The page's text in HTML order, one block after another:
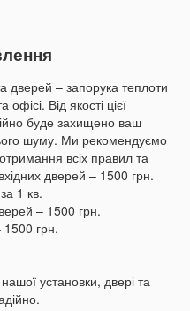
дверей – запорука теплоти
Від якості цієї
буде захищено ваш
шуму. Ми рекомендуємо
всіх правил та
дверей – 1500 грн.
1 кв.
– 1500 грн.
грн.
установки, двері та